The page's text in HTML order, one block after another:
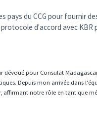
pays du CCG pour fournir
d'accord avec
dévoué pour Consulat
Depuis mon arrivée dans
affirmant notre rôle en tant que